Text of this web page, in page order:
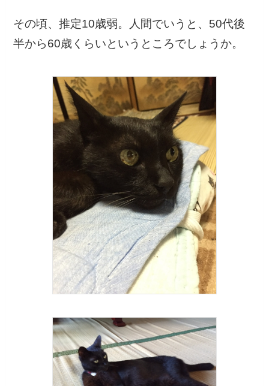
その頃、推定10歳弱。人間でいうと、50代後
半から60歳くらいというところでしょうか。